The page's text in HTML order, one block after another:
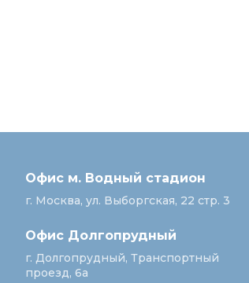
Офис м. Водный стадион
г. Москва, ул. Выборгская, 22 стр. 3
Офис Долгопрудный
г. Долгопрудный, Транспортный
проезд, 6а